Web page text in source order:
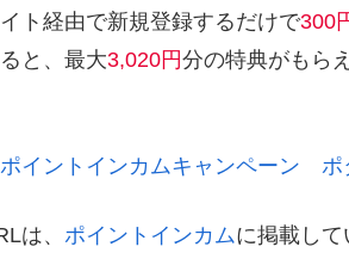
ト経由で新規登録するだけで300
と、最大3,020円分の特典がもら
ポイントインカムキャンペーン ポ
は、 ポイントインカムに掲載し